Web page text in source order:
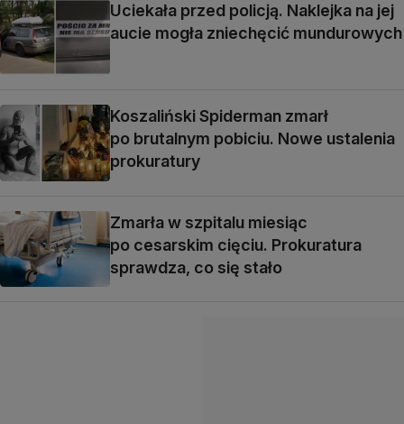
Uciekała przed policją. Naklejka na jej
aucie mogła zniechęcić mundurowych
Koszaliński Spiderman zmarł
po brutalnym pobiciu. Nowe ustalenia
prokuratury
Zmarła w szpitalu miesiąc
po cesarskim cięciu. Prokuratura
sprawdza, co się stało